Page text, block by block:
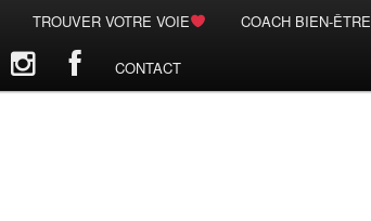
TROUVER VOTRE VOIE COACH BIEN-ÊTRE
CONTACT